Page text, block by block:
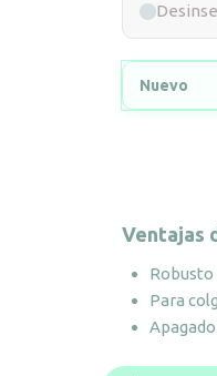
Nuevo
Ventajas
Robusto
Para